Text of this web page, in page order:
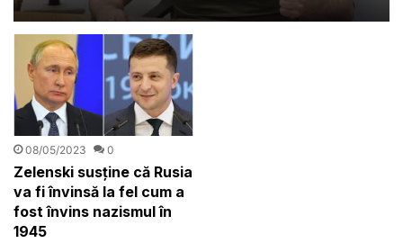
08/05/2023 0
Zelenski susține că Rusia
va fi învinsă la fel cum a
fost învins nazismul în
1945